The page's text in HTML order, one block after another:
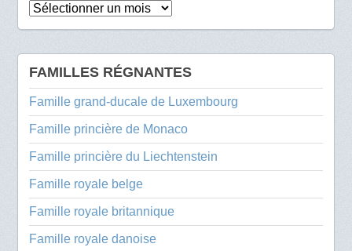
Archives
FAMILLES RÉGNANTES
Famille grand-ducale de Luxembourg
Famille princière de Monaco
Famille princière du Liechtenstein
Famille royale belge
Famille royale britannique
Famille royale danoise